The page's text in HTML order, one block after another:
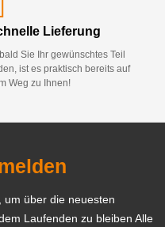
Lieferung
Sie Ihr gewünschtes Teil
ist es praktisch bereits auf
Weg zu Ihnen!
um über die neuesten
Laufenden zu bleiben Alle